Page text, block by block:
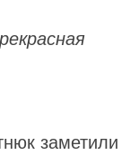
заметили